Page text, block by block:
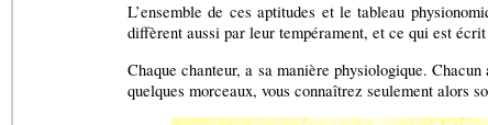
L’ensemble de ces aptitudes et le tableau
diffèrent aussi par leur tempérament, et ce qui est
Chaque chanteur, a sa manière physiologique.
quelques morceaux, vous connaîtrez seulement alors